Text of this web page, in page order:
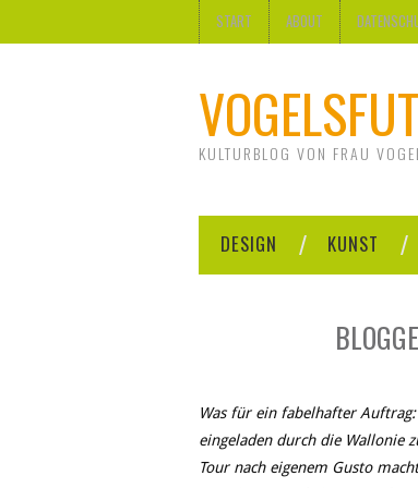
START ABOUT
KULTURBLOG VON FRAU VOGEL
DESIGN KUNST
Was für ein fabelhafter
eingeladen durch die Wallonie
Tour nach eigenem Gusto